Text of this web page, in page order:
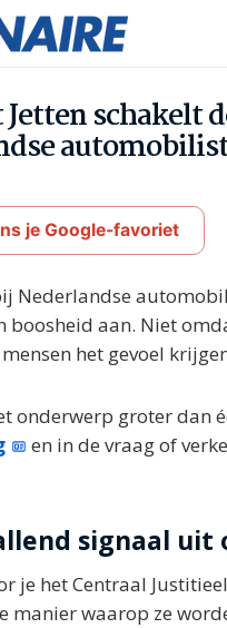
Jetten schakelt
je Google-favoriet
Nederlandse
boosheid aan. Niet
het gevoel
onderwerp groter dan
en in de vraag of
signaal
je het Centraal
manier waarop ze